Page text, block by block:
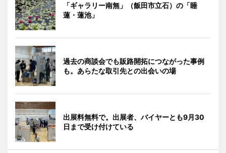
「ギャラリー南無」（飯田市立石）の「睡
蓮・蓮池」
過去の商談会でも販路開拓につながった事例
も。あらたな取引先との出会いの場
出展料無料で。出展者、バイヤーとも9月30
日まで受け付けている